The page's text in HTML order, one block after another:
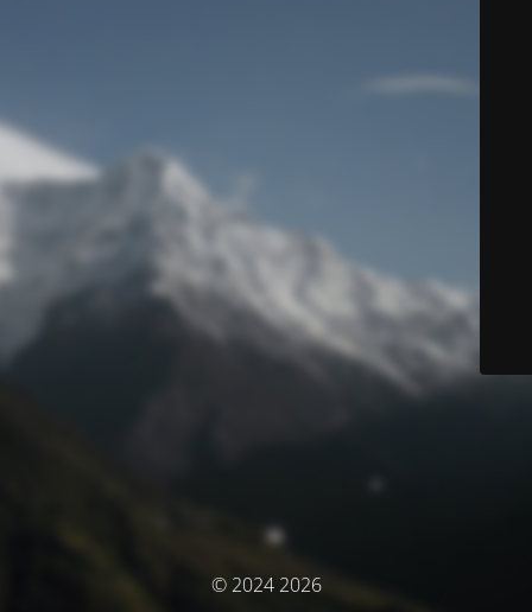
© 2024 2026